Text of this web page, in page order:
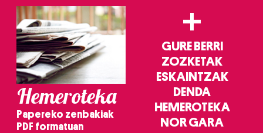
Hemeroteka
Papereko zenbakiak
PDF formatuan
+
GURE BERRI
ZOZKETAK
ESKAINTZAK
DENDA
HEMEROTEKA
NOR GARA